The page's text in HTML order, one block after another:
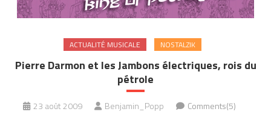
ACTUALITÉ MUSICALE NOSTALZIK
Pierre Darmon et les Jambons électriques, rois du
pétrole
23 août 2009 Benjamin_Popp Comments(5)